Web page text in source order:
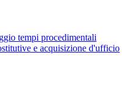
tempi procedimentali
e acquisizione d'ufficio